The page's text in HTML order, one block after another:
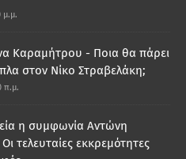
μ.μ.
Καραμήτρου - Ποια θα πάρει
στον Νίκο Στραβελάκη;
π.μ.
η συμφωνία Αντώνη
τελευταίες εκκρεμότητες